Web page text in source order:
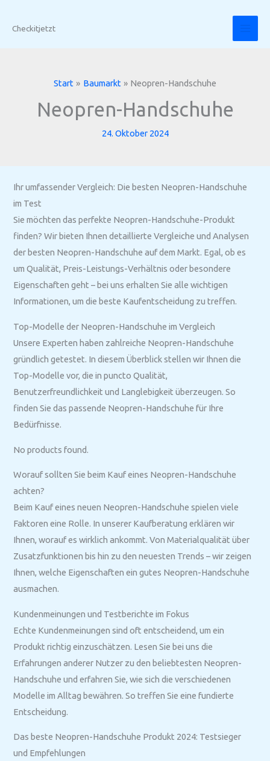
InhaltCheckitjetzt
Start Baumarkt Neopren-Handschuhe
Neopren-Handschuhe
24. Oktober 2024
Ihr umfassender Vergleich: Die besten Neopren-Handschuhe
im Test
Sie möchten das perfekte Neopren-Handschuhe-Produkt
finden? Wir bieten Ihnen detaillierte Vergleiche und Analysen
der besten Neopren-Handschuhe auf dem Markt. Egal, ob es
um Qualität, Preis-Leistungs-Verhältnis oder besondere
Eigenschaften geht – bei uns erhalten Sie alle wichtigen
Informationen, um die beste Kaufentscheidung zu treffen.
Top-Modelle der Neopren-Handschuhe im Vergleich
Unsere Experten haben zahlreiche Neopren-Handschuhe
gründlich getestet. In diesem Überblick stellen wir Ihnen die
Top-Modelle vor, die in puncto Qualität,
Benutzerfreundlichkeit und Langlebigkeit überzeugen. So
finden Sie das passende Neopren-Handschuhe für Ihre
Bedürfnisse.
No products found.
Worauf sollten Sie beim Kauf eines Neopren-Handschuhe
achten?
Beim Kauf eines neuen Neopren-Handschuhe spielen viele
Faktoren eine Rolle. In unserer Kaufberatung erklären wir
Ihnen, worauf es wirklich ankommt. Von Materialqualität über
Zusatzfunktionen bis hin zu den neuesten Trends – wir zeigen
Ihnen, welche Eigenschaften ein gutes Neopren-Handschuhe
ausmachen.
Kundenmeinungen und Testberichte im Fokus
Echte Kundenmeinungen sind oft entscheidend, um ein
Produkt richtig einzuschätzen. Lesen Sie bei uns die
Erfahrungen anderer Nutzer zu den beliebtesten Neopren-
Handschuhe und erfahren Sie, wie sich die verschiedenen
Modelle im Alltag bewähren. So treffen Sie eine fundierte
Entscheidung.
Das beste Neopren-Handschuhe Produkt 2024: Testsieger
und Empfehlungen